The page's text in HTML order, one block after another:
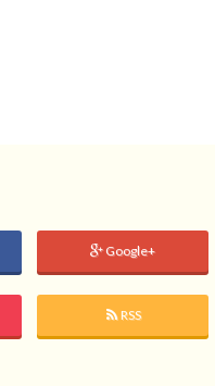
Google+
RSS